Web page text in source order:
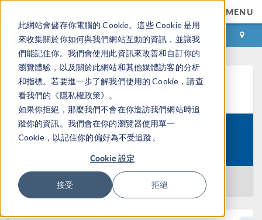
此網站會儲存你電腦的 Cookie。這些 Cookie 是用
來收集關於你如何與我們網站互動的資訊，並讓我
們能記住你。我們會使用此資訊來改善和自訂你的
瀏覽體驗，以及關於此網站和其他媒體訪客的分析
和指標。若要進一步了解我們使用的 Cookie，請查
看我們的《隱私權政策》。
如果你拒絕，那麼我們不會在你造訪我們網站時追
蹤你的資訊。我們會在你的瀏覽器使用單一
Cookie，以記住你的偏好為不受追蹤。
Cookie 設定
接受 拒絕
MENU
登录 咨询与购买
学习中心
Course:
Modeling Electric Motors with
返回学习中心